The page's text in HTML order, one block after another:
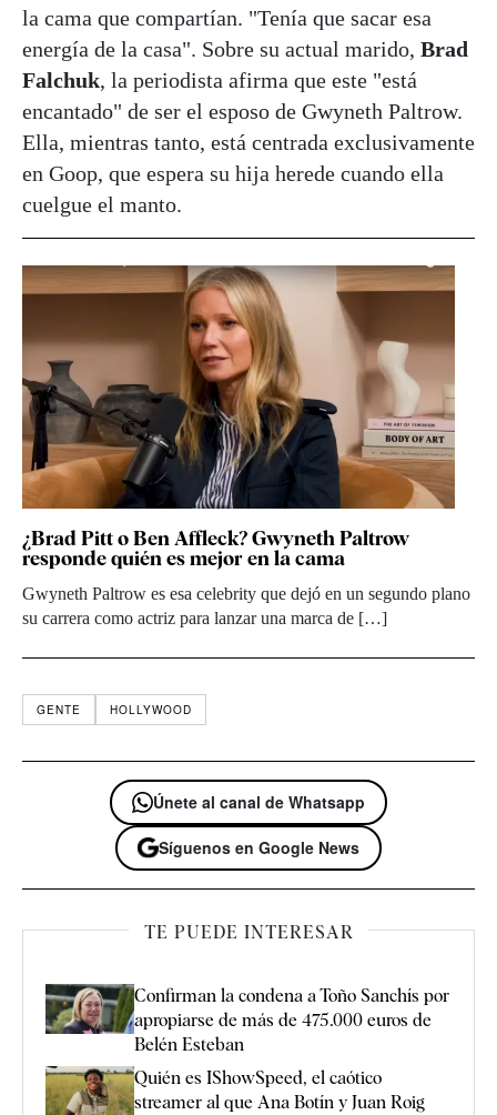
la cama que compartían. "Tenía que sacar esa
energía de la casa". Sobre su actual marido, Brad
Falchuk, la periodista afirma que este "está
encantado" de ser el esposo de Gwyneth Paltrow.
Ella, mientras tanto, está centrada exclusivamente
en Goop, que espera su hija herede cuando ella
cuelgue el manto.
¿Brad Pitt o Ben Affleck? Gwyneth Paltrow
responde quién es mejor en la cama
Gwyneth Paltrow es esa celebrity que dejó en un segundo plano
su carrera como actriz para lanzar una marca de […]
GENTE HOLLYWOOD
Únete al canal de Whatsapp
Síguenos en Google News
TE PUEDE INTERESAR
Confirman la condena a Toño Sanchís por
apropiarse de más de 475.000 euros de
Belén Esteban
Quién es IShowSpeed, el caótico
streamer al que Ana Botín y Juan Roig